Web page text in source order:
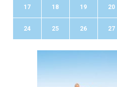
17 18 19 20
24 25 26 27